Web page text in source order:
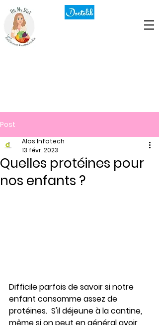
Post
Quelles protéines pour
nos enfants ?
Alos Infotech
13 févr. 2023
Difficile parfois de savoir si notre
enfant consomme assez de
protéines.  S'il déjeune à la cantine,
même si on peut en général avoir